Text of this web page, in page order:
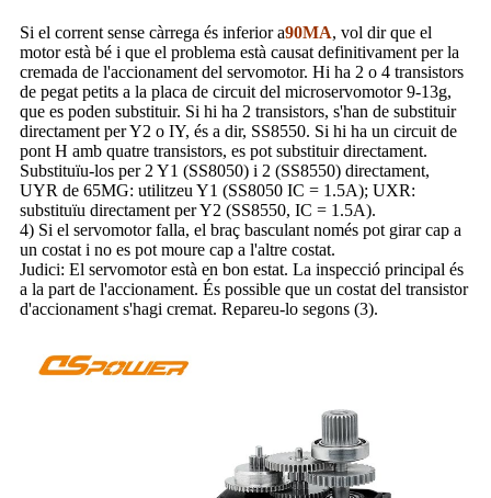
Si el corrent sense càrrega és inferior a90MA, vol dir que el
motor està bé i que el problema està causat definitivament per la
cremada de l'accionament del servomotor. Hi ha 2 o 4 transistors
de pegat petits a la placa de circuit del microservomotor 9-13g,
que es poden substituir. Si hi ha 2 transistors, s'han de substituir
directament per Y2 o IY, és a dir, SS8550. Si hi ha un circuit de
pont H amb quatre transistors, es pot substituir directament.
Substituïu-los per 2 Y1 (SS8050) i 2 (SS8550) directament,
UYR de 65MG: utilitzeu Y1 (SS8050 IC = 1.5A); UXR:
substituïu directament per Y2 (SS8550, IC = 1.5A).
4) Si el servomotor falla, el braç basculant només pot girar cap a
un costat i no es pot moure cap a l'altre costat.
Judici: El servomotor està en bon estat. La inspecció principal és
a la part de l'accionament. És possible que un costat del transistor
d'accionament s'hagi cremat. Repareu-lo segons (3).